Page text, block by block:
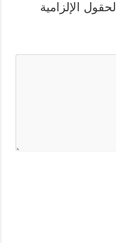
الحقول الإلزامية